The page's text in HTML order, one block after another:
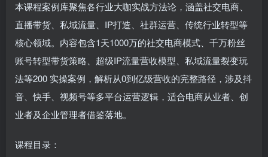
本课程案例库聚焦各行业大咖实战方法论，涵盖社交电商、
直播带货、私域流量、IP打造、社群运营、传统行业转型等
核心领域。内容包含1天1000万的社交电商模式、千万粉丝
账号转型带货策略、超级IP流量营收模型、私域流量裂变玩
法等200 实操案例，解析从0到亿级营收的完整路径，涉及抖
音、快手、视频号等多平台运营逻辑，适合电商从业者、创
业者及企业管理者借鉴落地。
课程目录：